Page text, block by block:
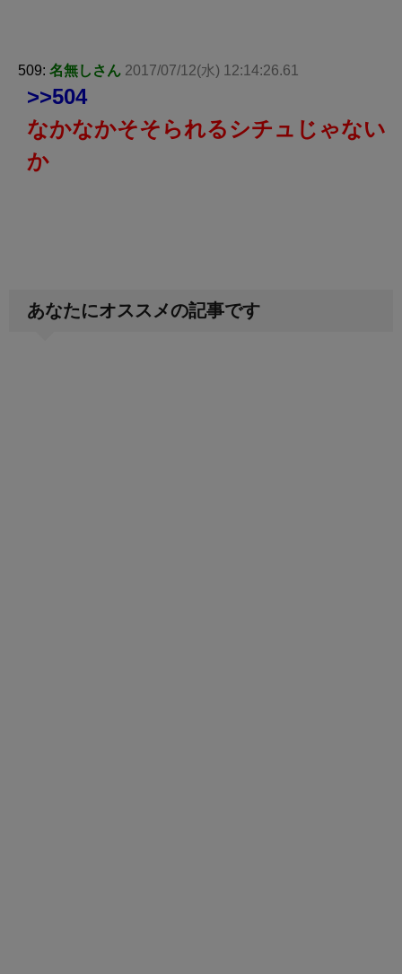
509: 名無しさん 2017/07/12(水) 12:14:26.61
>>504
なかなかそそられるシチュじゃない
か
あなたにオススメの記事です